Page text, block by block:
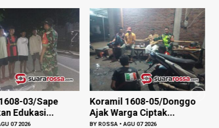
03/Sape
Edukasi...
07 2026
Koramil 1608-05/Donggo
Ajak Warga Ciptak...
BYROSSA •AGU 07 2026